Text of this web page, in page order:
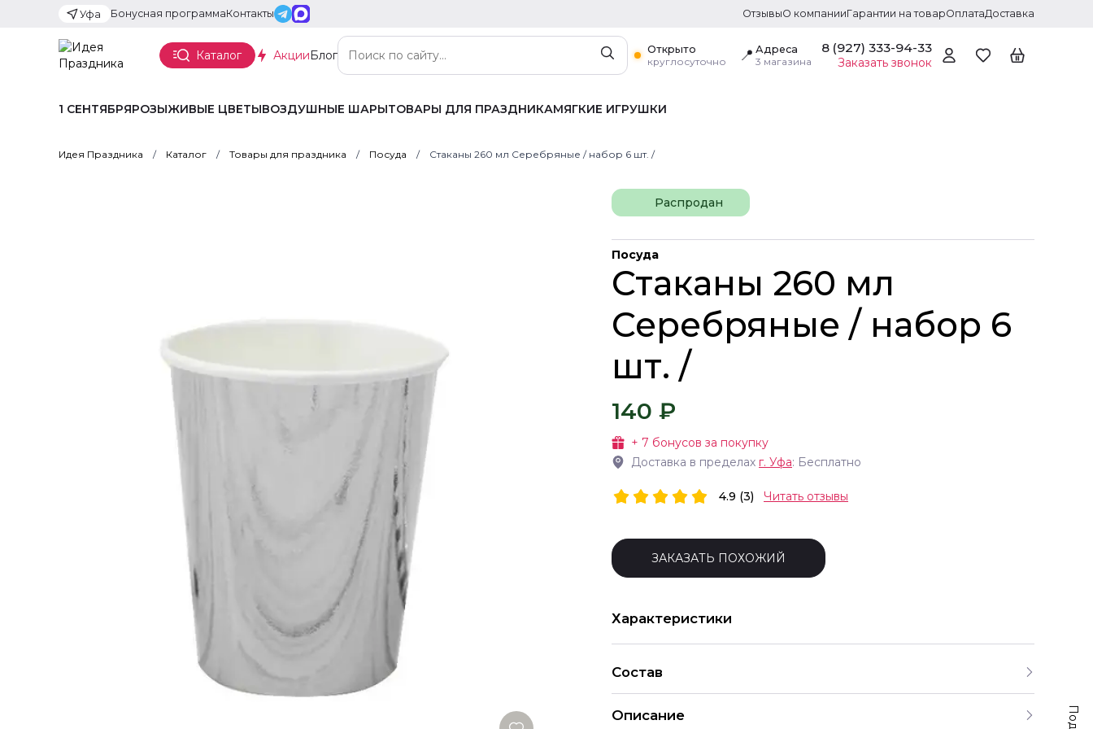
Уфа Бонусная программаКонтакты ОтзывыО компанииГарантии на товарОплатаДоставка
Каталог АкцииБлог
Открыто
круглосуточно
📍 Адреса
3 магазина
8 (927) 333-94-33
Заказать звонок
1 СЕНТЯБРЯРОЗЫЖИВЫЕ ЦВЕТЫВОЗДУШНЫЕ ШАРЫТОВАРЫ ДЛЯ ПРАЗДНИКАМЯГКИЕ ИГРУШКИ
Идея Праздника Каталог Товары для праздника Посуда Стаканы 260 мл Серебряные / набор 6 шт. /
Распродан
Посуда
Стаканы 260 мл
Серебряные / набор 6
шт. /
140 ₽
+ 7 бонусов за покупку
Доставка в пределах г. Уфа: Бесплатно
4.9 (3) Читать отзывы
ЗАКАЗАТЬ ПОХОЖИЙ
Характеристики
Состав
Описание